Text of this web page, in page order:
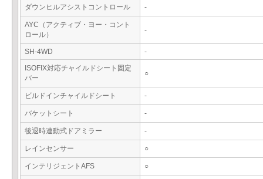
ダウンヒルアシストコントロール -
AYC（アクティブ・ヨー・コント
ロール）
-
SH-4WD
-
ISOFIX対応チャイルドシート固定
バー
○
ビルドインチャイルドシート -
バケットシート -
後退時連動式ドアミラー -
レインセンサー ○
インテリジェントAFS ○